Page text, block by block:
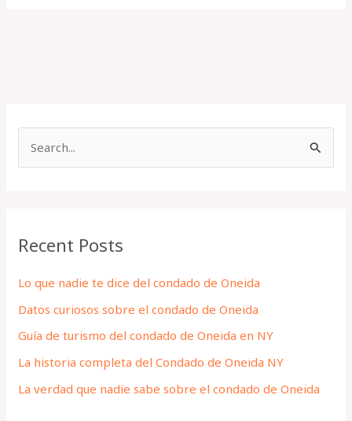
c
f
o
r
:
Recent Posts
Lo que nadie te dice del condado de Oneida
Datos curiosos sobre el condado de Oneida
Guía de turismo del condado de Oneida en NY
La historia completa del Condado de Oneida NY
La verdad que nadie sabe sobre el condado de Oneida